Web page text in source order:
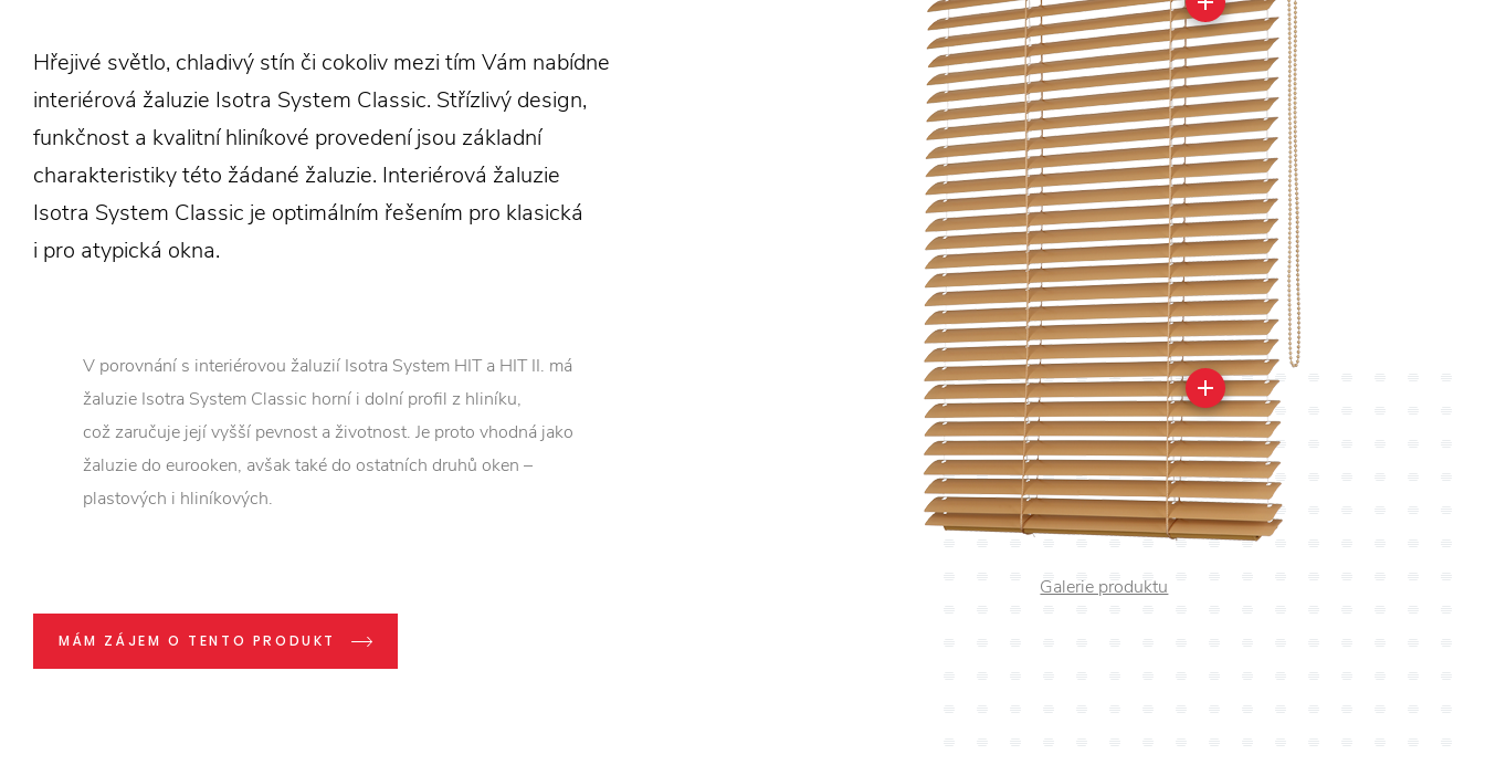
Galerie produktu
Hřejivé světlo, chladivý stín či cokoliv mezi tím Vám nabídne
interiérová žaluzie Isotra System Classic. Střízlivý design,
funkčnost a kvalitní hliníkové provedení jsou základní
charakteristiky této žádané žaluzie. Interiérová žaluzie
Isotra System Classic je optimálním řešením pro klasická
i pro atypická okna.
V porovnání s interiérovou žaluzií Isotra System HIT a HIT II. má
žaluzie Isotra System Classic horní i dolní profil z hliníku,
což zaručuje její vyšší pevnost a životnost. Je proto vhodná jako
žaluzie do eurooken, avšak také do ostatních druhů oken –
plastových i hliníkových.
MÁM ZÁJEM O TENTO PRODUKT